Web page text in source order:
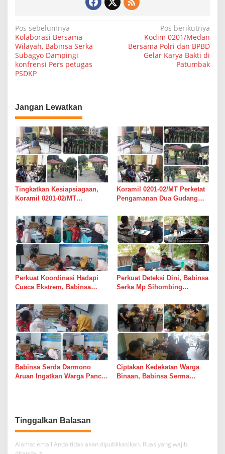
N
a
v
i
a
s
p
o
s
Pos sebelumnya
Kolaborasi Bersama
Wilayah, Babinsa Serka
Subagyo Dampingi
konfrensi Pers petugas
PSDKP
Pos berikutnya
Kodim 0201/Medan
Bersama Polri dan BPBD
Gelar Karya Bakti di
Patumbak
Jangan Lewatkan
Tingkatkan Kesiapsiagaan,
Koramil 0201-02/MT
Bulog di Medan Timur
Koramil 0201-02/MT Perketat
Pengamanan Dua Gudang
Perkuat Koordinasi Hadapi
Cuaca Ekstrem, Babinsa
Perangkat Desa Siapkan
Langkah Mitigasi
Perkuat Deteksi Dini, Babinsa
Serka Mp Sihombing
Warung Kopi Deli Tua Barat
Babinsa Serda Darmono
Aruan Ingatkan Warga Pancur
Ciptakan Kedekatan Warga
Binaan, Babinsa Serma
Tinggalkan Balasan
Alamat email Anda tidak akan dipublikasikan. Ruas yang wajib